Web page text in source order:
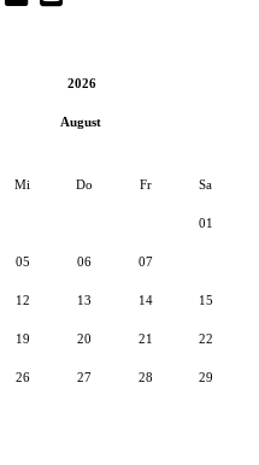
2026
August
Mi Do Fr Sa
01
05 06 07
12 13 14 15
19 20 21 22
26 27 28 29